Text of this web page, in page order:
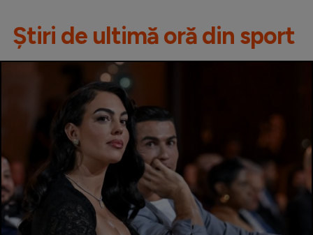
Știri de ultimă oră din sport